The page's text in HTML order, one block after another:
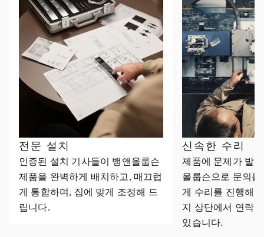
전문 설치
인증된 설치 기사들이 뱅앤올룹슨
제품을 완벽하게 배치하고, 매끄럽
게 통합하며, 집에 맞게 조정해 드
립니다.
신속한 수리
제품에 문제가 발
올룹슨으로 문의
게 수리를 진행해
지 상단에서 연락
있습니다.